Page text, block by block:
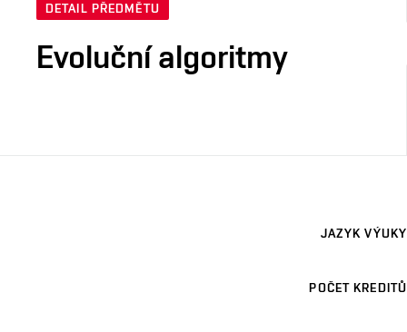
DETAIL PŘEDMĚTU
Evoluční algoritmy
JAZYK VÝUKY
POČET KREDITŮ